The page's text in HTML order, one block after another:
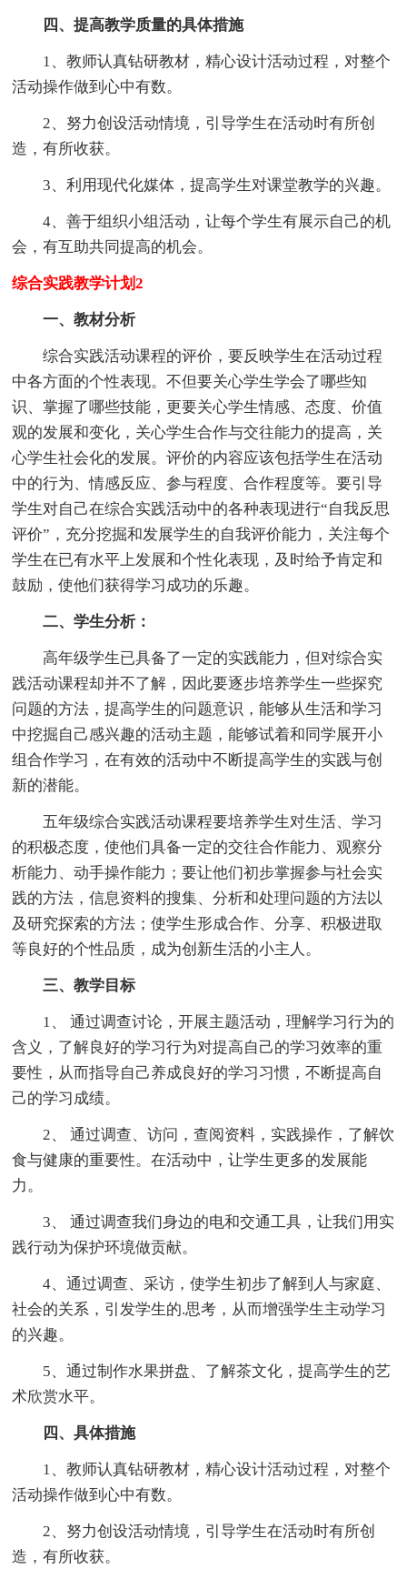
四、提高教学质量的具体措施
1、教师认真钻研教材，精心设计活动过程，对整个
活动操作做到心中有数。
2、努力创设活动情境，引导学生在活动时有所创
造，有所收获。
3、利用现代化媒体，提高学生对课堂教学的兴趣。
4、善于组织小组活动，让每个学生有展示自己的机
会，有互助共同提高的机会。
综合实践教学计划2
一、教材分析
综合实践活动课程的评价，要反映学生在活动过程
中各方面的个性表现。不但要关心学生学会了哪些知
识、掌握了哪些技能，更要关心学生情感、态度、价值
观的发展和变化，关心学生合作与交往能力的提高，关
心学生社会化的发展。评价的内容应该包括学生在活动
中的行为、情感反应、参与程度、合作程度等。要引导
学生对自己在综合实践活动中的各种表现进行“自我反思
评价”，充分挖掘和发展学生的自我评价能力，关注每个
学生在已有水平上发展和个性化表现，及时给予肯定和
鼓励，使他们获得学习成功的乐趣。
二、学生分析：
高年级学生已具备了一定的实践能力，但对综合实
践活动课程却并不了解，因此要逐步培养学生一些探究
问题的方法，提高学生的问题意识，能够从生活和学习
中挖掘自己感兴趣的活动主题，能够试着和同学展开小
组合作学习，在有效的活动中不断提高学生的实践与创
新的潜能。
五年级综合实践活动课程要培养学生对生活、学习
的积极态度，使他们具备一定的交往合作能力、观察分
析能力、动手操作能力；要让他们初步掌握参与社会实
践的方法，信息资料的搜集、分析和处理问题的方法以
及研究探索的方法；使学生形成合作、分享、积极进取
等良好的个性品质，成为创新生活的小主人。
三、教学目标
1、 通过调查讨论，开展主题活动，理解学习行为的
含义，了解良好的学习行为对提高自己的学习效率的重
要性，从而指导自己养成良好的学习习惯，不断提高自
己的学习成绩。
2、 通过调查、访问，查阅资料，实践操作，了解饮
食与健康的重要性。在活动中，让学生更多的发展能
力。
3、 通过调查我们身边的电和交通工具，让我们用实
践行动为保护环境做贡献。
4、通过调查、采访，使学生初步了解到人与家庭、
社会的关系，引发学生的.思考，从而增强学生主动学习
的兴趣。
5、通过制作水果拼盘、了解茶文化，提高学生的艺
术欣赏水平。
四、具体措施
1、教师认真钻研教材，精心设计活动过程，对整个
活动操作做到心中有数。
2、努力创设活动情境，引导学生在活动时有所创
造，有所收获。